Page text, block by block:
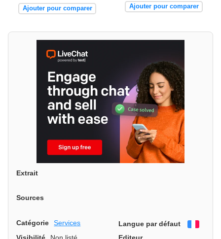
Ajouter pour comparer Ajouter pour comparer
Extrait
Sources
Catégorie Services Langue par défaut